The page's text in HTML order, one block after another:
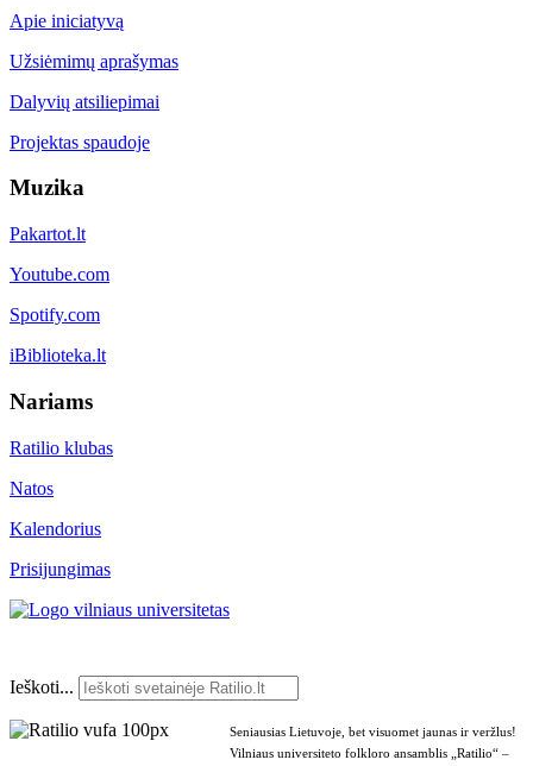
Apie iniciatyvą
Užsiėmimų aprašymas
Dalyvių atsiliepimai
Projektas spaudoje
Muzika
Pakartot.lt
Youtube.com
Spotify.com
iBiblioteka.lt
Nariams
Ratilio klubas
Natos
Kalendorius
Prisijungimas
Ieškoti...
Seniausias Lietuvoje, bet visuomet jaunas ir veržlus!
Vilniaus universiteto folkloro ansamblis „Ratilio“ –